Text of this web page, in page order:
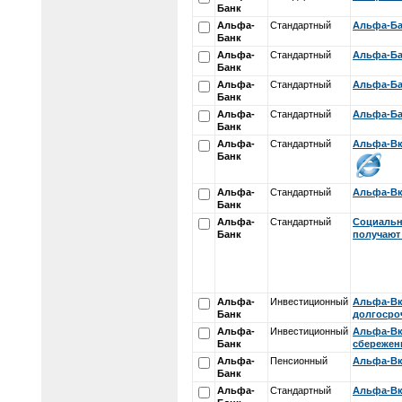
Банк
Альфа-
Банк
Стандартный Альфа-
Альфа-
Банк
Стандартный Альфа-
Альфа-
Банк
Стандартный Альфа-
Альфа-
Банк
Стандартный Альфа-
Альфа-
Банк
Стандартный Альфа-
Альфа-
Банк
Стандартный Альфа-
Альфа-
Банк
Стандартный
Альфа-
Банк
Инвестиционный Альфа-
Альфа-
Банк
Инвестиционный Альфа-
Альфа-
Банк
Пенсионный Альфа-
Альфа-
Стандартный Альфа-